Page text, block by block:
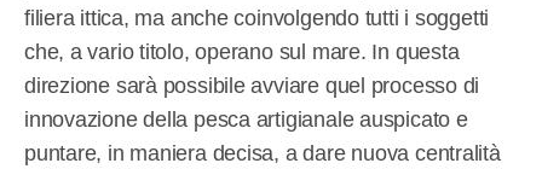
filiera ittica, ma anche coinvolgendo tutti i soggetti
che, a vario titolo, operano sul mare. In questa
direzione sarà possibile avviare quel processo di
innovazione della pesca artigianale auspicato e
puntare, in maniera decisa, a dare nuova centralità